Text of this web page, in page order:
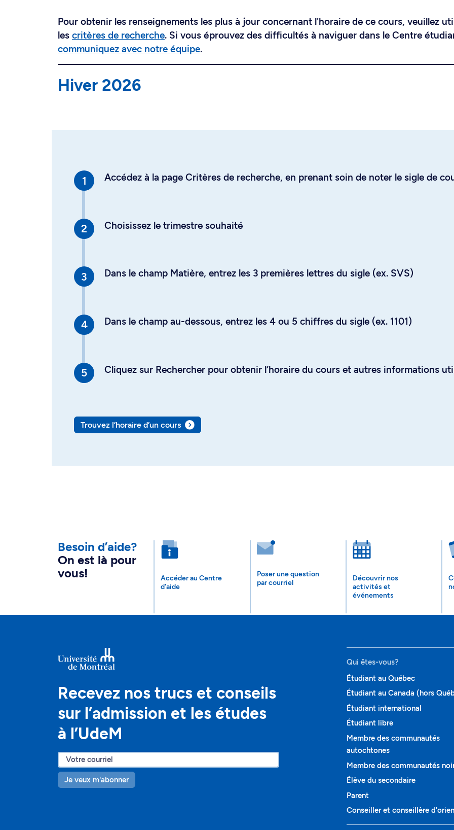
Pour obtenir les renseignements les plus à jour concernant l'horaire de ce cours, veuillez
les critères de recherche. Si vous éprouvez des difficultés à naviguer dans le Centre
communiquez avec notre équipe.
Hiver 2026
Accédez à la page Critères de recherche, en prenant soin de noter le sigle de
Choisissez le trimestre souhaité
Dans le champ Matière, entrez les 3 premières lettres du sigle (ex. SVS)
Dans le champ au-dessous, entrez les 4 ou 5 chiffres du sigle (ex. 1101)
Cliquez sur Rechercher pour obtenir l’horaire du cours et autres informations
Trouvez l’horaire d’un cours
Besoin d’aide?
On est là pour
vous!
Accéder au Centre
d'aide
Poser une question
par courriel
Découvrir nos
activités et
événements
Recevez nos trucs et conseils
sur l’admission et les études
à l’UdeM
Je veux m'abonner
Qui êtes-vous?
Étudiant au Québec
Étudiant au Canada (hors
Étudiant international
Étudiant libre
Membre des communautés
autochtones
Membre des communautés
Élève du secondaire
Parent
Conseiller et conseillère